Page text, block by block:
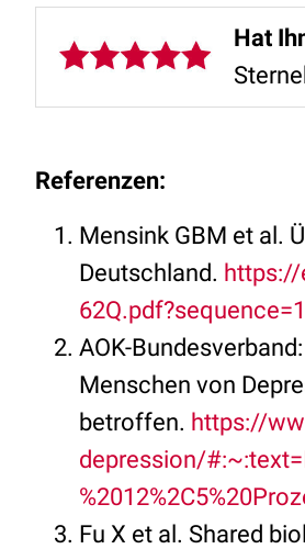
Hat
Referenzen:
Mensink GBM et al.
Deutschland.
AOK-
Menschen von
betroffen. https://
depression/
Fu X et al. Shared